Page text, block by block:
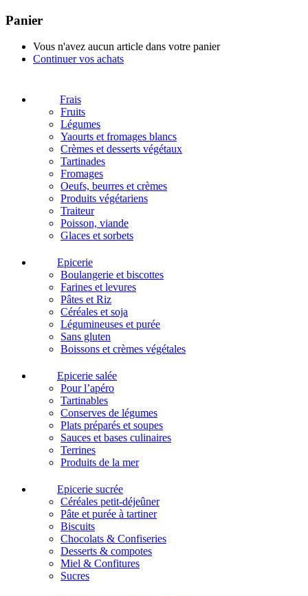
Panier
Vous n'avez aucun article dans votre panier
Continuer vos achats
Frais
Fruits
Légumes
Yaourts et fromages blancs
Crèmes et desserts végétaux
Tartinades
Fromages
Oeufs, beurres et crèmes
Produits végétariens
Traiteur
Poisson, viande
Glaces et sorbets
Epicerie
Boulangerie et biscottes
Farines et levures
Pâtes et Riz
Céréales et soja
Légumineuses et purée
Sans gluten
Boissons et crèmes végétales
Epicerie salée
Pour l’apéro
Tartinables
Conserves de légumes
Plats préparés et soupes
Sauces et bases culinaires
Terrines
Produits de la mer
Epicerie sucrée
Céréales petit-déjeûner
Pâte et purée à tartiner
Biscuits
Chocolats & Confiseries
Desserts & compotes
Miel & Confitures
Sucres